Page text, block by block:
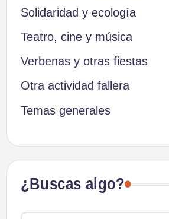
Solidaridad y ecología
Teatro, cine y música
Verbenas y otras fiestas
Otra actividad fallera
Temas generales
¿Buscas algo?